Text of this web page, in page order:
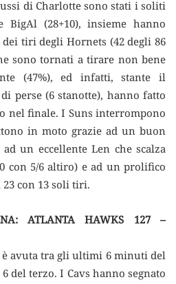
di Charlotte sono stati i soliti
BigAl (28+10), insieme hanno
tiri degli Hornets (42 degli 86
sono tornati a tirare non bene
(47%), ed infatti, stante il
perse (6 stanotte), hanno fatto
nel finale. I Suns interrompono
in moto grazie ad un buon
un eccellente Len che scalza
con 5/6 altiro) e ad un prolifico
23 con 13 soli tiri.
ATLANTA HAWKS 127 –
avuta tra gli ultimi 6 minuti del
del terzo. I Cavs hanno segnato